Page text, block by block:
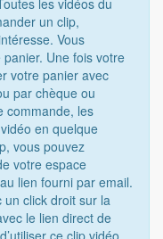
un clip,
Vous
Une fois votre
votre panier avec
par chèque ou
commande, les
en quelque
vous pouvez
votre espace
lien fourni par email.
click droit sur la
le lien direct de
ce clip vidéo